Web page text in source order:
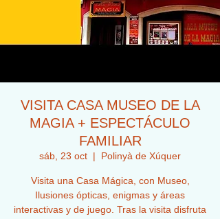
VISITA CASA MUSEO DE LA
MAGIA + ESPECTÁCULO
FAMILIAR
sáb, 23 oct
  |
Polinyà de Xúquer
Visita una Casa Mágica, con Museo,
Ilusiones ópticas, enigmas y áreas
interactivas y de juego. Tras la visita disfruta